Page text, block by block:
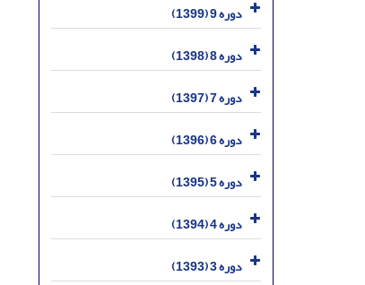
دوره 9 (1399)
دوره 8 (1398)
دوره 7 (1397)
دوره 6 (1396)
دوره 5 (1395)
دوره 4 (1394)
دوره 3 (1393)